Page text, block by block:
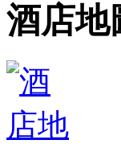
酒店地